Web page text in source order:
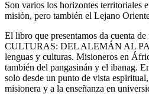
Son varios los horizontes territoriales
misión, pero también el Lejano
El libro que presentamos da cuenta
CULTURAS: DEL ALEMÁN AL
lenguas y culturas. Misioneros en
también del pangasinán y el ibanag.
solo desde un punto de vista
misionera y a la enseñanza en